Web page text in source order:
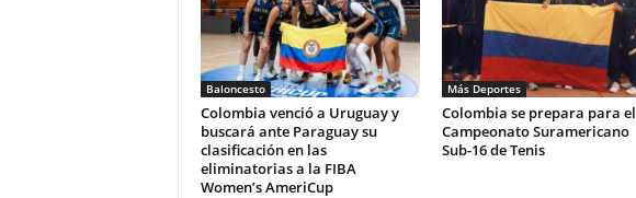
Baloncesto
Colombia venció a Uruguay y
buscará ante Paraguay su
clasificación en las
eliminatorias a la FIBA
Women’s AmeriCup
Más Deportes
Colombia se prepara para el
Campeonato Suramericano
Sub-16 de Tenis